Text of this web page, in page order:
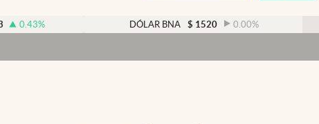
USA
DÓLAR BNA $ 1520 0.00%